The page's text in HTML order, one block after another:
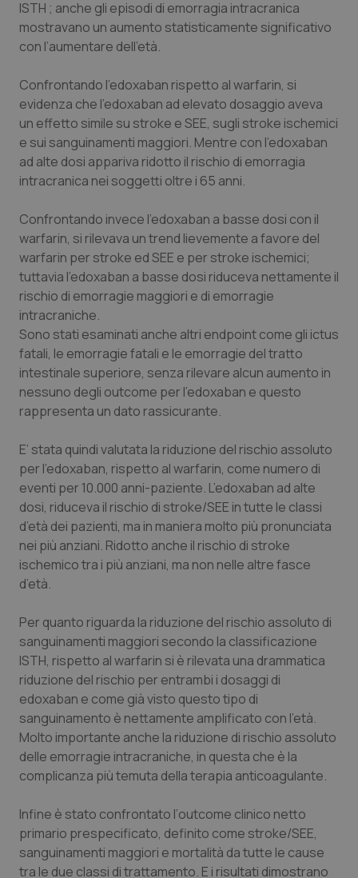
Quotidiano Chirurgia
Quotidiano Oncologia
Quotidiano Pediatria
Rene & patologie urogenitali
Salute orale & impianti
Sangue & coagulazione
Tiroide
Tumore al seno
Tumore ovarico
Tumori del Polmone & Testa Collo
Ulcera & Reflusso
Vaccini
ISTH ; anche gli episodi di emorragia intracranica
mostravano un aumento statisticamente significativo
con l’aumentare dell’età.
Confrontando l’edoxaban rispetto al warfarin, si
evidenza che l’edoxaban ad elevato dosaggio aveva
un effetto simile su stroke e SEE, sugli stroke ischemici
e sui sanguinamenti maggiori. Mentre con l’edoxaban
ad alte dosi appariva ridotto il rischio di emorragia
intracranica nei soggetti oltre i 65 anni.
Confrontando invece l’edoxaban a basse dosi con il
warfarin, si rilevava untrend lievemente a favore del
warfarin per stroke ed SEE e per stroke ischemici;
tuttavia l’edoxaban a basse dosi riduceva nettamente il
rischio di emorragie maggiori e di emorragie
intracraniche.
Sono stati esaminati anche altri endpointcome gli ictus
fatali, le emorragie fatali e le emorragie del tratto
intestinale superiore, senza rilevare alcun aumento in
nessuno degli outcome per l’edoxaban e questo
rappresenta un dato rassicurante.
E’ stata quindi valutata la riduzione del rischio assoluto
per l’edoxaban, rispetto al warfarin, come numero di
eventi per 10.000 anni-paziente. L’edoxaban ad alte
dosi, riduceva il rischio di stroke/SEE in tutte le classi
d’età dei pazienti, ma in maniera molto più pronunciata
nei più anziani. Ridotto anche il rischio di stroke
ischemico tra i più anziani, ma non nelle altre fasce
d’età.
Per quanto riguarda la riduzione del rischio assoluto di
sanguinamenti maggiori secondo la classificazione
ISTH, rispetto al warfarin si è rilevata una drammatica
riduzione del rischio per entrambi i dosaggi di
edoxaban e come già visto questo tipo di
sanguinamento è nettamente amplificato con l’età.
Molto importante anche la riduzione di rischio assoluto
delle emorragie intracraniche, in questa che è la
complicanza più temuta della terapia anticoagulante.
Infine è stato confrontato l’outcome clinico netto
primario prespecificato, definito come stroke/SEE,
sanguinamenti maggiori e mortalità da tutte le cause
tra le due classi di trattamento. E i risultati dimostrano